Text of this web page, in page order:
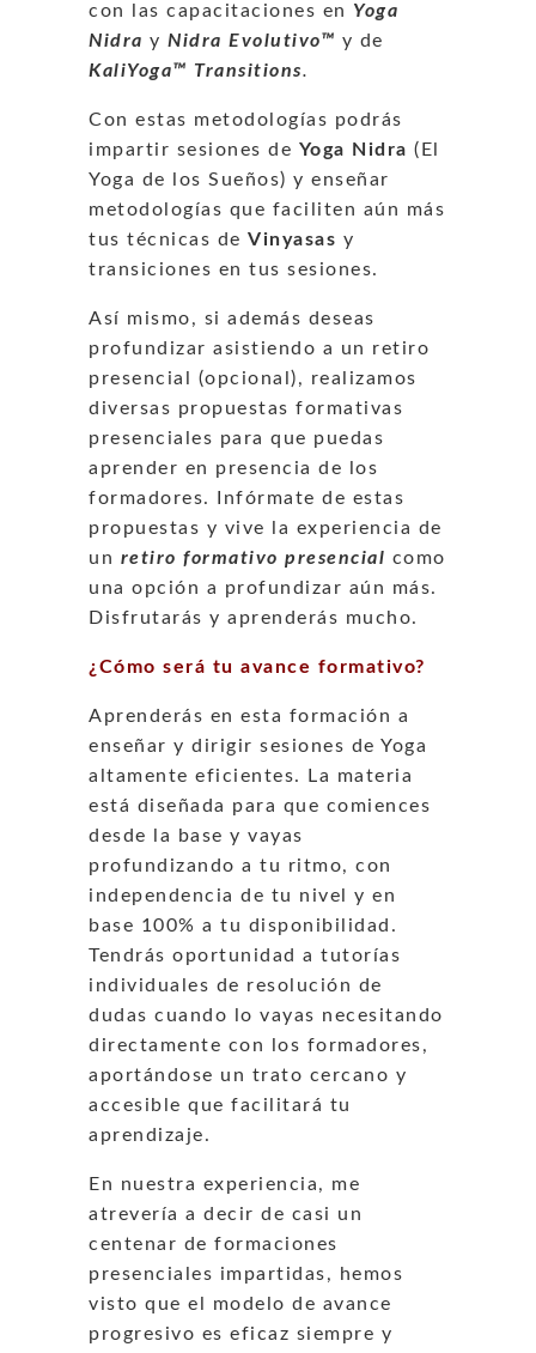
con las capacitaciones en Yoga
Nidra y Nidra Evolutivo™ y de
KaliYoga™ Transitions.
Con estas metodologías podrás
impartir sesiones de Yoga Nidra (El
Yoga de los Sueños) y enseñar
metodologías que faciliten aún más
tus técnicas de Vinyasas y
transiciones en tus sesiones.
Así mismo, si además deseas
profundizar asistiendo a un retiro
presencial (opcional), realizamos
diversas propuestas formativas
presenciales para que puedas
aprender en presencia de los
formadores. Infórmate de estas
propuestas y vive la experiencia de
un retiro formativo presencial como
una opción a profundizar aún más.
Disfrutarás y aprenderás mucho.
¿Cómo será tu avance formativo?
Aprenderás en esta formación a
enseñar y dirigir sesiones de Yoga
altamente eficientes. La materia
está diseñada para que comiences
desde la base y vayas
profundizando a tu ritmo, con
independencia de tu nivel y en
base 100% a tu disponibilidad.
Tendrás oportunidad a tutorías
individuales de resolución de
dudas cuando lo vayas necesitando
directamente con los formadores,
aportándose un trato cercano y
accesible que facilitará tu
aprendizaje.
En nuestra experiencia, me
atrevería a decir de casi un
centenar de formaciones
presenciales impartidas, hemos
visto que el modelo de avance
progresivo es eficaz siempre y